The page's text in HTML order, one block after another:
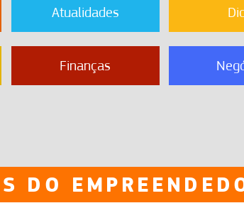
Atualidades
Finanças
DO